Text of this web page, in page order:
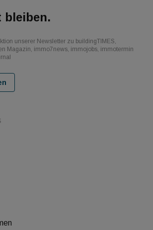
bleiben.
unserer Newsletter zu buildingTIMES,
Magazin, immo7news, immojobs, immotermin